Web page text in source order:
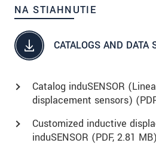
NA STIAHNUTIE
CATALOGS AND DATA
Catalog induSENSOR
displacement sensors) (PDF
Customized inductive
induSENSOR (PDF, 2.81 MB)